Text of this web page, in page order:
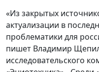
«Из закрытых
актуализации в
проблематики для
пишет Владимир
исследовательского